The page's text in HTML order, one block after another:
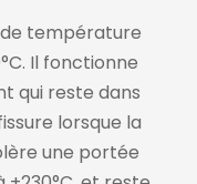
de température
Il fonctionne
qui reste dans
lorsque la
une portée